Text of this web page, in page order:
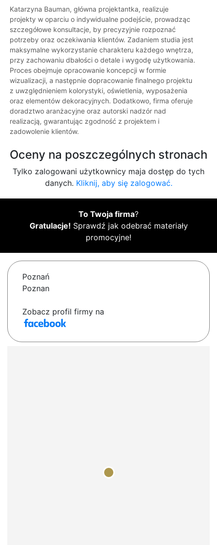
Katarzyna Bauman, główna projektantka, realizuje
projekty w oparciu o indywidualne podejście, prowadząc
szczegółowe konsultacje, by precyzyjnie rozpoznać
potrzeby oraz oczekiwania klientów. Zadaniem studia jest
maksymalne wykorzystanie charakteru każdego wnętrza,
przy zachowaniu dbałości o detale i wygodę użytkowania.
Proces obejmuje opracowanie koncepcji w formie
wizualizacji, a następnie dopracowanie finalnego projektu
z uwzględnieniem kolorystyki, oświetlenia, wyposażenia
oraz elementów dekoracyjnych. Dodatkowo, firma oferuje
doradztwo aranżacyjne oraz autorski nadzór nad
realizacją, gwarantując zgodność z projektem i
zadowolenie klientów.
Oceny na poszczególnych stronach
Tylko zalogowani użytkownicy maja dostęp do tych
danych. Kliknij, aby się zalogować.
To Twoja firma?
Gratulacje! Sprawdź jak odebrać materiały
promocyjne!
Poznań
Poznan
Zobacz profil firmy na